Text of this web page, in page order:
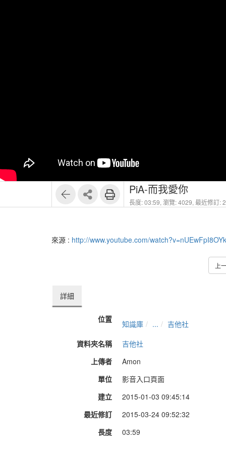
PiA-而我愛你
長度: 03:59,瀏覽: 4029,最近修訂:
來源 : http://www.youtube.com/watch?v=nUEwFpI8OYk
上
詳細
位置 知識庫 ...
吉他社
資料夾名稱
吉他社
上傳者
Amon
單位
影音入口頁面
建立
2015-01-03 09:45:14
最近修訂
2015-03-24 09:52:32
長度
03:59